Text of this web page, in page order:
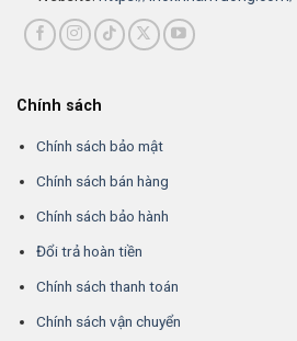
Chính sách
Chính sách bảo mật
Chính sách bán hàng
Chính sách bảo hành
Đổi trả hoàn tiền
Chính sách thanh toán
Chính sách vận chuyển